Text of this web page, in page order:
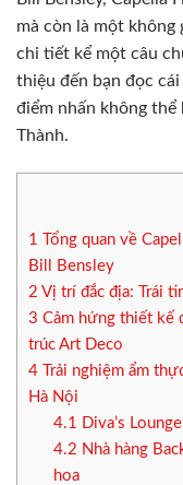
mà còn là một không
chi tiết kể một câu
thiệu đến bạn đọc
điểm nhấn không
Thành.
1
Tổng quan về
Bill Bensley
2 Vị trí đắc địa: Trái
3 Cảm hứng thiết kế
trúc Art Deco
4 Trải nghiệm ẩm
Hà Nội
4.1
Diva’s
4.2 Nhà hàng
hoa